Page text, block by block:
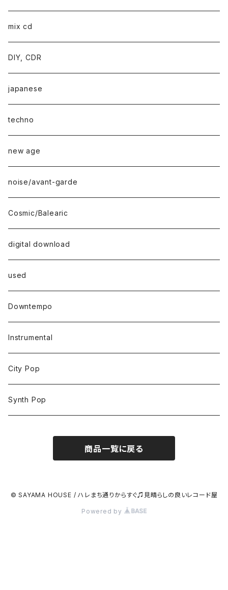
mix cd
DIY, CDR
japanese
techno
new age
noise/avant-garde
Cosmic/Balearic
digital download
used
Downtempo
Instrumental
City Pop
Synth Pop
商品一覧に戻る
© SAYAMA HOUSE / ハレまち通りからすぐ♫見晴らしの良いレコード屋
Powered by